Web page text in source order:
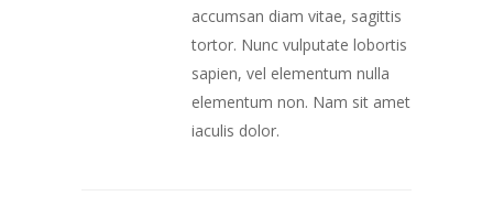
accumsan diam vitae, sagittis
tortor. Nunc vulputate lobortis
sapien, vel elementum nulla
elementum non. Nam sit amet
iaculis dolor.